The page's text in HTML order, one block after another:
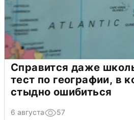
Справится даже
тест по географии, в
стыдно ошибиться
6 августа 57